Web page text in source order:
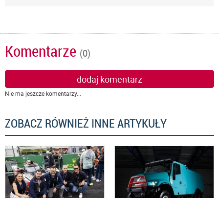
Komentarze (0)
dodaj komentarz
Nie ma jeszcze komentarzy...
ZOBACZ RÓWNIEŻ INNE ARTYKUŁY